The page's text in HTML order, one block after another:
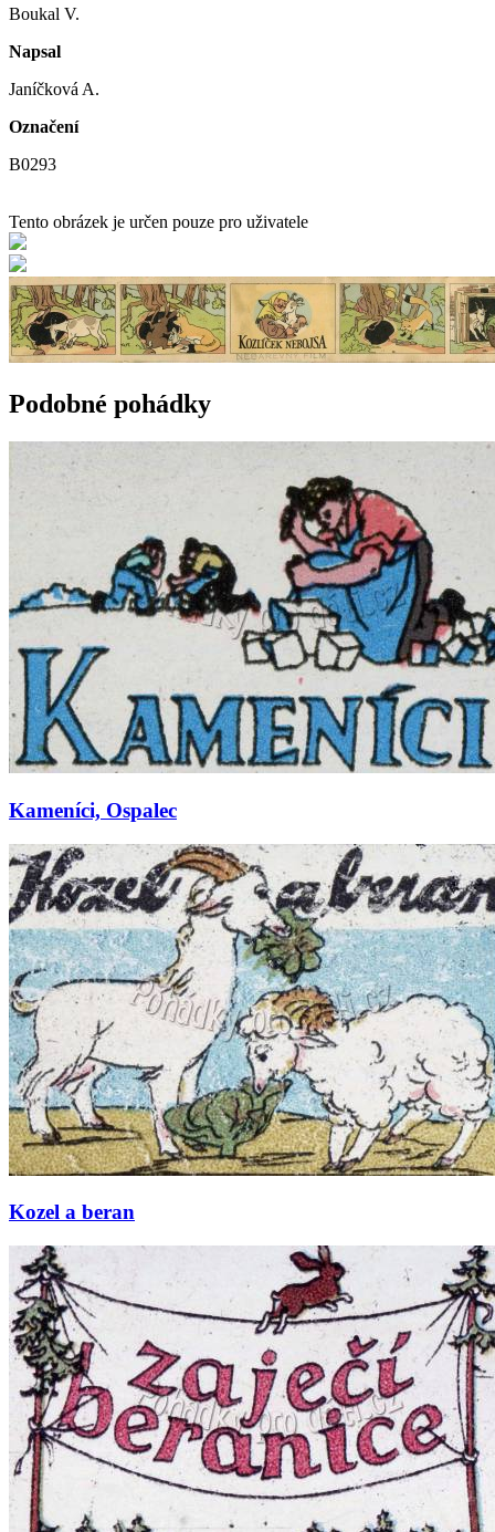
Boukal V.
Napsal
Janíčková A.
Označení
B0293
Tento obrázek je určen pouze pro uživatele
Podobné pohádky
Kameníci, Ospalec
Kozel a beran